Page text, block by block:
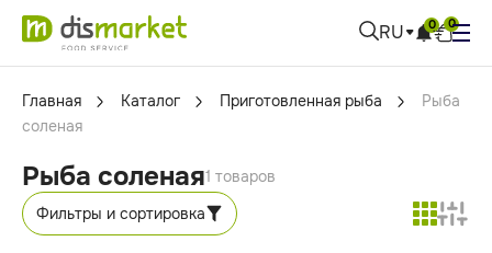
RU 0 0
Главная Каталог Приготовленная рыба
Рыба
соленая
Рыба соленая1 товаров
Фильтры и сортировка